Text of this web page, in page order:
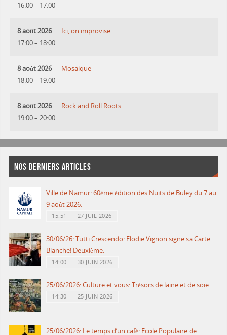
16:00– 17:00
8 août 2026
17:00– 18:00
Ici, on improvise
8 août 2026
18:00– 19:00
Mosaique
8 août 2026
19:00– 20:00
Rock and Roll Roots
NOS DERNIERS ARTICLES
Ville de Namur: 60ème édition des Nuits de Buley du 7 au
9 août 2026.
15:51 27 JUIL 2026
30/06/26: Tutti Crescendo: Elodie Vignon signe sa Carte
Blanche! Deuxième.
14:00 30 JUIN 2026
25/06/2026: Culture et vous: Trésors de laine et de soie.
14:30 25 JUIN 2026
25/06/2026: Le temps d’un café: Ecole Populaire de